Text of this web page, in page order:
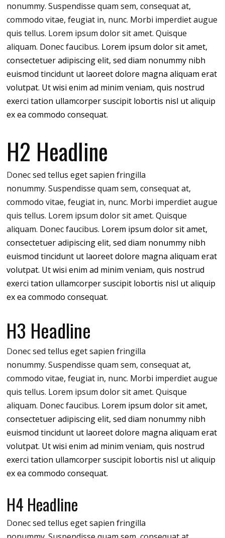
nonummy.Suspendisse quam sem, consequat at,
commodo vitae, feugiat in, nunc. Morbi imperdiet augue
quis tellus. Lorem ipsum dolor sit amet. Quisque
aliquam. Donec faucibus. Lorem ipsum dolor sit amet,
consectetuer adipiscing elit, sed diam nonummy nibh
euismod tincidunt ut laoreet dolore magna aliquam erat
volutpat. Ut wisi enim ad minim veniam, quis nostrud
exerci tation ullamcorper suscipit lobortis nisl ut aliquip
ex ea commodo consequat.
H2 Headline
Donec sed tellus eget sapien fringilla
nonummy.Suspendisse quam sem, consequat at,
commodo vitae, feugiat in, nunc. Morbi imperdiet augue
quis tellus. Lorem ipsum dolor sit amet. Quisque
aliquam. Donec faucibus. Lorem ipsum dolor sit amet,
consectetuer adipiscing elit, sed diam nonummy nibh
euismod tincidunt ut laoreet dolore magna aliquam erat
volutpat. Ut wisi enim ad minim veniam, quis nostrud
exerci tation ullamcorper suscipit lobortis nisl ut aliquip
ex ea commodo consequat.
H3 Headline
Donec sed tellus eget sapien fringilla
nonummy.Suspendisse quam sem, consequat at,
commodo vitae, feugiat in, nunc. Morbi imperdiet augue
quis tellus. Lorem ipsum dolor sit amet. Quisque
aliquam. Donec faucibus. Lorem ipsum dolor sit amet,
consectetuer adipiscing elit, sed diam nonummy nibh
euismod tincidunt ut laoreet dolore magna aliquam erat
volutpat. Ut wisi enim ad minim veniam, quis nostrud
exerci tation ullamcorper suscipit lobortis nisl ut aliquip
ex ea commodo consequat.
H4 Headline
Donec sed tellus eget sapien fringilla